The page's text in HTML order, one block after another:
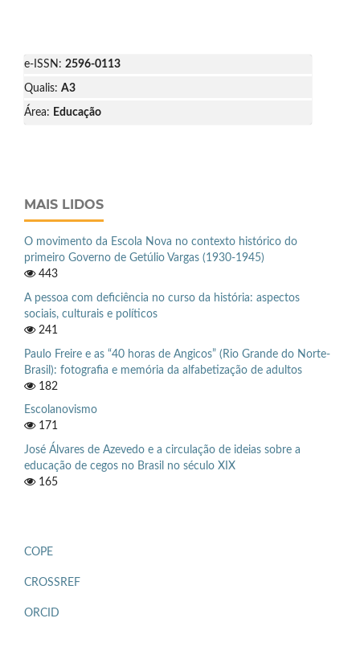
e-ISSN: 2596-0113
Qualis: A3
Área: Educação
MAIS LIDOS
O movimento da Escola Nova no contexto histórico do
primeiro Governo de Getúlio Vargas (1930-1945)
443
A pessoa com deficiência no curso da história: aspectos
sociais, culturais e políticos
241
Paulo Freire e as “40 horas de Angicos” (Rio Grande do Norte-
Brasil): fotografia e memória da alfabetização de adultos
182
Escolanovismo
171
José Álvares de Azevedo e a circulação de ideias sobre a
educação de cegos no Brasil no século XIX
165
COPE
CROSSREF
ORCID